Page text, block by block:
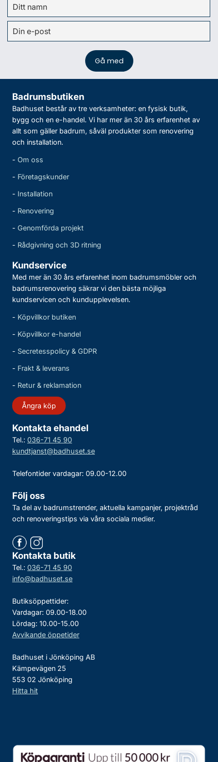
Badrumsbutiken
Badhuset består av tre verksamheter: en fysisk butik,
bygg och en e-handel. Vi har mer än 30 års erfarenhet av
allt som gäller badrum, såväl produkter som renovering
och installation.
- Om oss
- Företagskunder
- Installation
- Renovering
- Genomförda projekt
- Rådgivning och 3D ritning
Kundservice
Med mer än 30 års erfarenhet inom badrumsmöbler och
badrumsrenovering säkrar vi den bästa möjliga
kundservicen och kundupplevelsen.
- Köpvillkor butiken
- Köpvillkor e-handel
- Secretesspolicy & GDPR
- Frakt & leverans
- Retur & reklamation
Ångra köp
Kontakta ehandel
Tel.: 036-71 45 90
kundtjanst@badhuset.se
Telefontider vardagar: 09.00-12.00
Följ oss
Ta del av badrumstrender, aktuella kampanjer, projektråd
och renoveringstips via våra sociala medier.
Kontakta butik
Tel.: 036-71 45 90
info@badhuset.se
Butiksöppettider:
Vardagar: 09.00-18.00
Lördag: 10.00-15.00
Avvikande öppetider
Badhuset i Jönköping AB
Kämpevägen 25
553 02 Jönköping
Hitta hit